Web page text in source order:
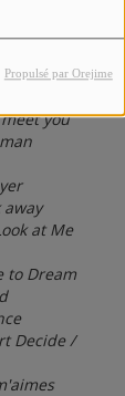
Propulsé par Orejime
you
away
at Me
to Dream
Decide /